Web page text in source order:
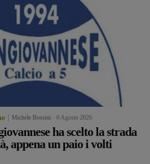
Michele Bossini 6 Agosto 2026
ha scelto la strada
appena un paio i volti